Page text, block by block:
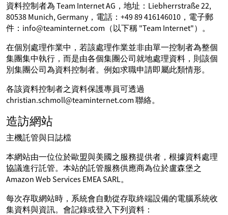
資料控制者為 Team Internet AG，地址：Liebherrstraße 22,
80538 Munich, Germany，電話：+49 89 416146010，電子郵
件：info@teaminternet.com（以下稱 "Team Internet"）。
在個別處理作業中，若該處理作業並非由單一控制者為整個
集團集中執行，而是由各個集團公司就地處理資料，則該個
別集團公司為資料控制者。例如求職申請即屬此類情形。
各該資料控制者之資料保護專員可透過
christian.schmoll@teaminternet.com 聯絡。
造訪網站
主機託管與日誌檔
本網站由一位位於歐盟與美國之服務提供者，根據資料處理
協議進行託管。本站的託管服務供應商為位於盧森堡之
Amazon Web Services EMEA SARL。
每次存取網站時，系統會自動從存取終端設備的電腦系統收
集資料與資訊。會記錄或登入下列資料：